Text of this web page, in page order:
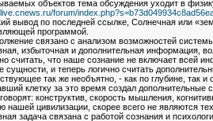
объектов тема обсуждения уходит в
forum/
вывод по последней ссылке, Солнечная или
программой.
связано с анализом возможностей
избыточная и дополнительная информация,
считать, что наше сознание не включает всей
сущности, и теперь логично считать
так же необъятно, - как по глубине, так
клетку за это время создал
конструктив, скорость мышления,
нашей цивилизации, скорее всего не являются
задача связана с работой сознания и